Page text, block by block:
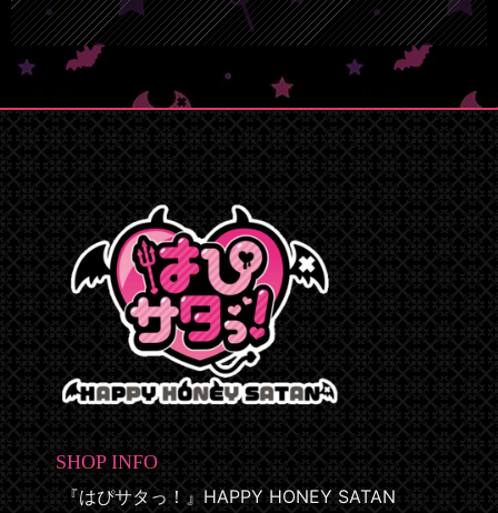
SHOP INFO
『はぴサタっ！』HAPPY HONEY SATAN